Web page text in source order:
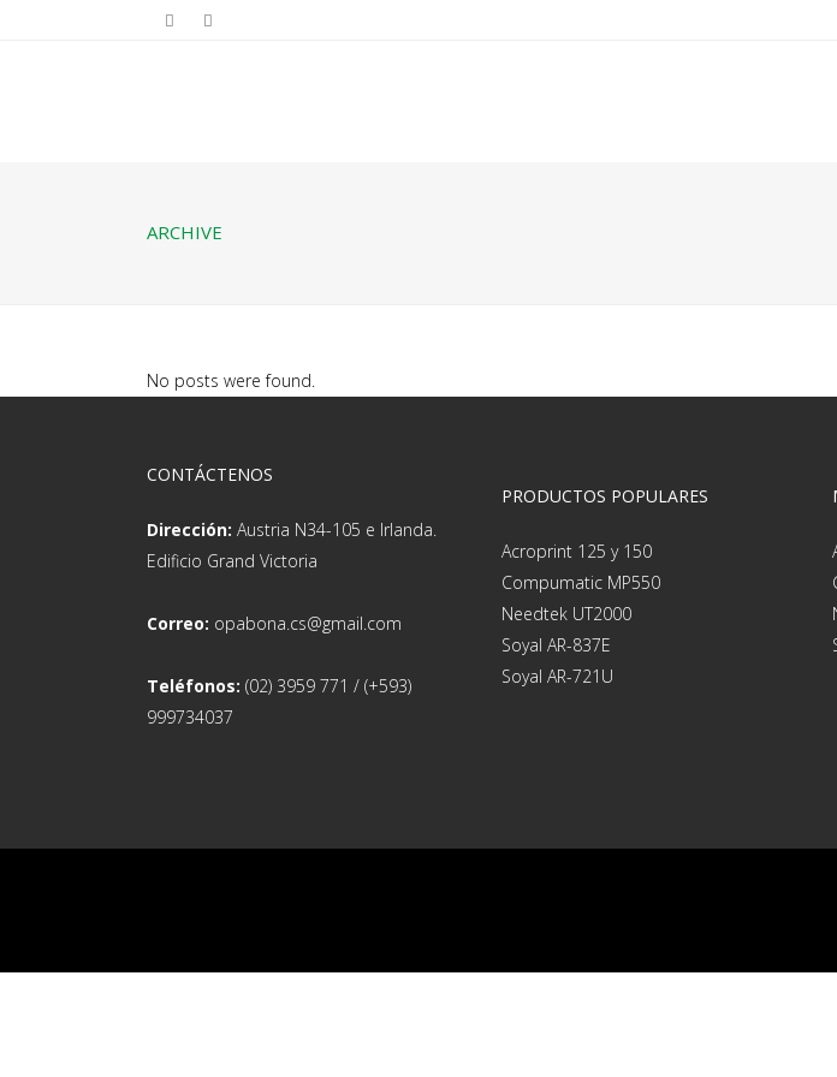
ARCHIVE
No posts were found.
CONTÁCTENOS
Dirección: Austria N34-105 e Irlanda.
Edificio Grand Victoria
Correo: opabona.cs@gmail.com
Teléfonos: (02) 3959 771 / (+593)
999734037
PRODUCTOS POPULARES
Acroprint 125 y 150
Compumatic MP550
Needtek UT2000
Soyal AR-837E
Soyal AR-721U